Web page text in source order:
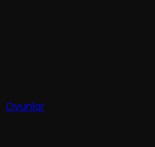
Oyunlar